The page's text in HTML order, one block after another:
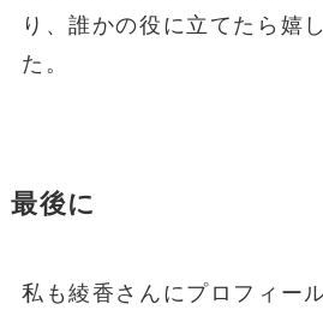
り、誰かの役に立てたら嬉
た。
最後に
私も綾香さんにプロフィー